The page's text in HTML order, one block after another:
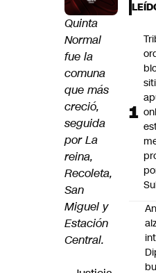
Quinta
Normal
fue la
comuna
que más
creció,
seguida
por La
reina,
Recoleta,
San
Miguel y
Estación
Central.